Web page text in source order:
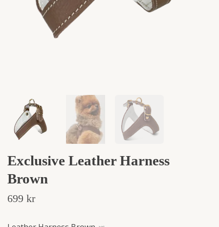
Exclusive Leather Harness
Brown
699 kr